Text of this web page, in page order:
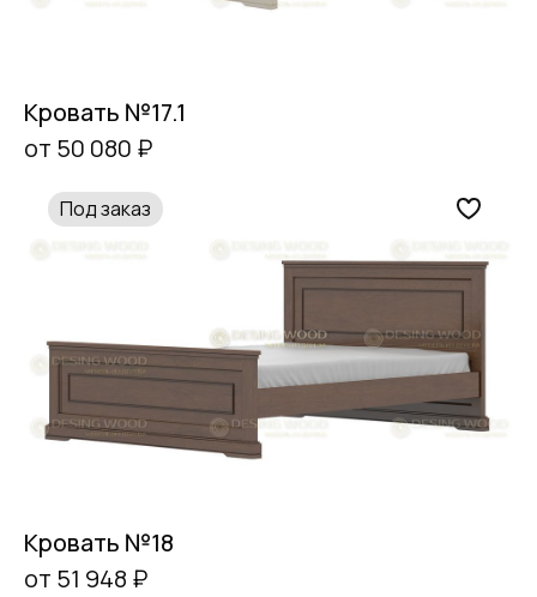
Кровать №17.1
от 50 080 ₽
Под заказ
Кровать №18
от 51 948 ₽